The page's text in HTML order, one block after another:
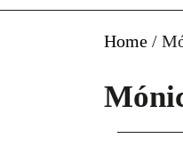
Home /